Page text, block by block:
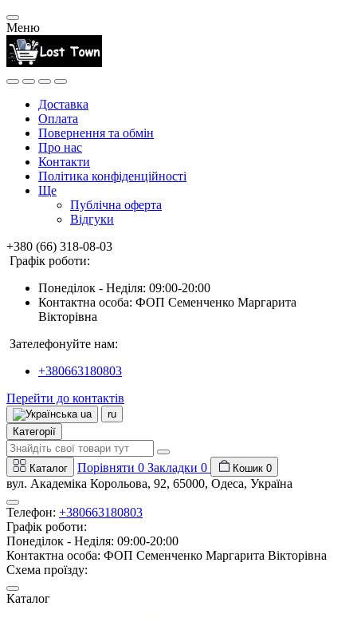
Меню
Доставка
Оплата
Повернення та обмін
Про нас
Контакти
Політика конфіденційності
Ще
Публічна оферта
Відгуки
+380 (66) 318-08-03
Графік роботи:
Понеділок - Неділя: 09:00-20:00
Контактна особа: ФОП Семенченко Маргарита
Вікторівна
Зателефонуйте нам:
+380663180803
Перейти до контактів
ua
ru
Категорії
Каталог Порівняти 0 Закладки 0 Кошик 0
вул. Академіка Корольова, 92, 65000, Одеса, Україна
Телефон: +380663180803
Графік роботи:
Понеділок - Неділя: 09:00-20:00
Контактна особа: ФОП Семенченко Маргарита Вікторівна
Схема проїзду:
Каталог